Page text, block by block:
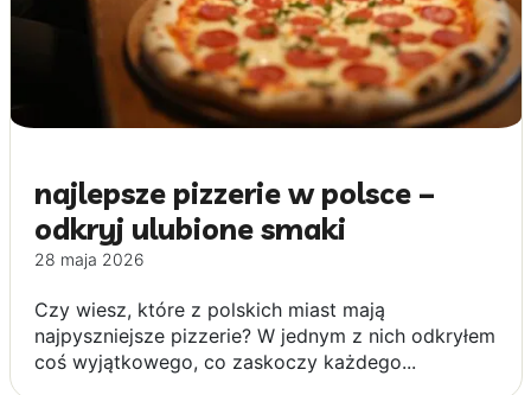
najlepsze pizzerie w polsce –
odkryj ulubione smaki
28 maja 2026
Czy wiesz, które z polskich miast mają
najpyszniejsze pizzerie? W jednym z nich odkryłem
coś wyjątkowego, co zaskoczy każdego...